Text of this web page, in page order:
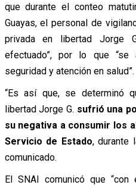
que durante el conteo
Guayas, el personal de
privada en libertad Jorge
efectuado”, por lo que
seguridad y atención en salud”.
“Es así que, se determinó
libertad Jorge G. sufrió una
su negativa a consumir los
Servicio de Estado, durante
comunicado.
El SNAI comunicó que